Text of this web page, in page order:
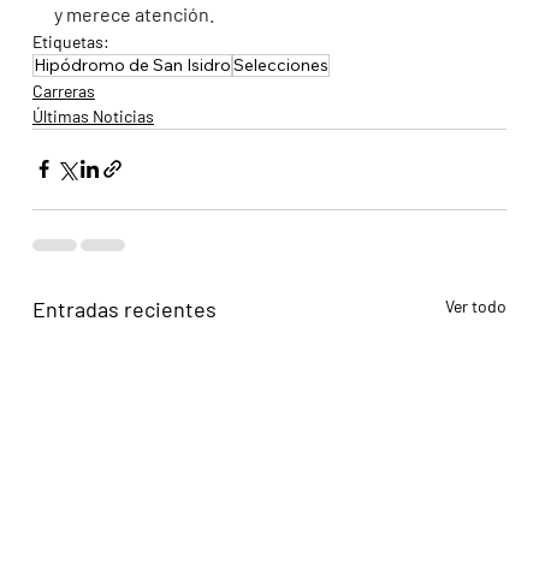
y merece atención.
Etiquetas:
Hipódromo de San IsidroSelecciones
Carreras
Últimas Noticias
Entradas recientes Ver todo